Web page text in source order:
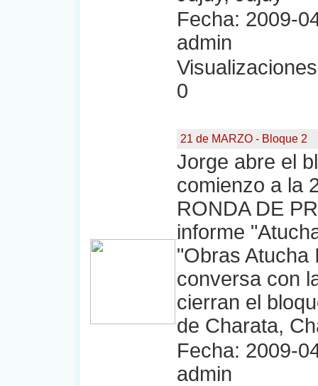
Fecha: 2009-
admin
0
21 de MARZO - Bloque 2
Jorge abre el
comienzo a la
RONDA DE
informe
"Obras Atucha
conversa con
cierran el
de Charata,
Fecha: 2009-
admin